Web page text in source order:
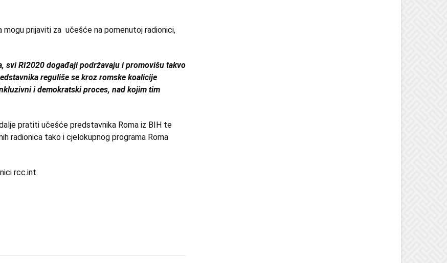
prijaviti za učešće na pomenutoj radionici,
svi RI2020 događaji podržavaju i promovišu takvo
reguliše se kroz romske koalicije
i demokratski proces, nad kojim tim
pratiti učešće predstavnika Roma iz BIH te
radionica tako i cjelokupnog programa Roma
rcc.int.